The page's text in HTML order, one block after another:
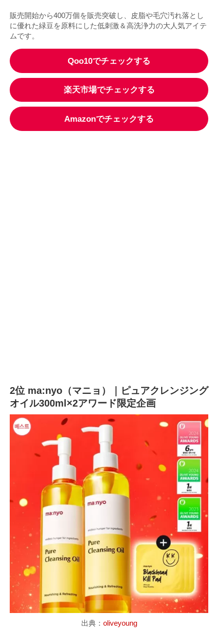
販売開始から400万個を販売突破し、皮脂や毛穴汚れ落とし
に優れた緑豆を原料にした低刺激＆高洗浄力の大人気アイテ
ムです。
Qoo10でチェックする
楽天市場でチェックする
Amazonでチェックする
2位 ma:nyo（マニョ）｜ピュアクレンジング
オイル300ml×2アワード限定企画
出典： oliveyoung